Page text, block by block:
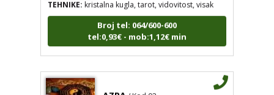
Broj tel: 064/600-600
tel:0,93€ - mob:1,12€ min